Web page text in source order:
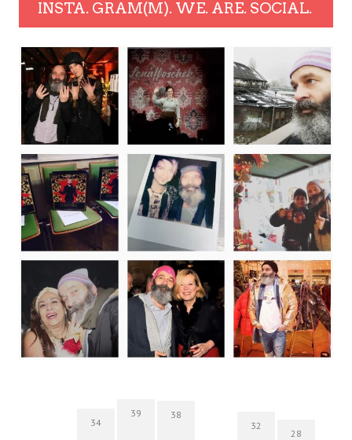
INSTA. GRAM(M). WE. ARE. SOCIAL.
34
39 38
32
28